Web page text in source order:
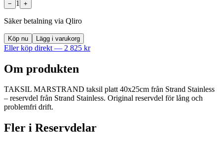
−
1 +
Säker betalning via Qliro
Köp nu Lägg i varukorg
Eller köp direkt — 2 825 kr
Om produkten
TAKSIL MARSTRAND taksil platt 40x25cm från Strand Stainless
– reservdel från Strand Stainless. Original reservdel för lång och
problemfri drift.
Fler i Reservdelar